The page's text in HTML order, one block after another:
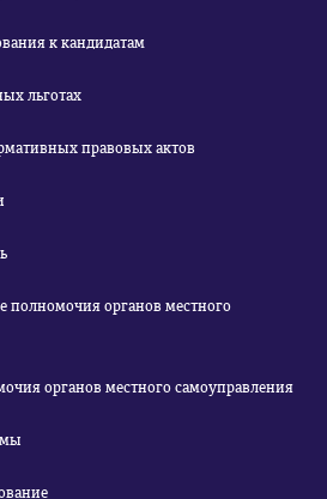
к кандидатам
льготах
правовых актов
органов местного
органов местного самоуправления